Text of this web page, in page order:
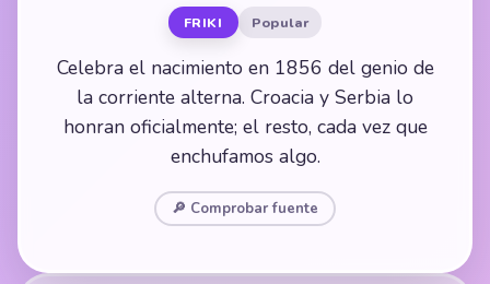
FRIKI Popular
Celebra el nacimiento en 1856 del genio de
la corriente alterna. Croacia y Serbia lo
honran oficialmente; el resto, cada vez que
enchufamos algo.
🔎 Comprobar fuente